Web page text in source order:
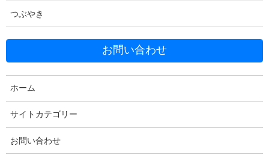
Threads Hatena LINE
Copy
つぶやき
お問い合わせ
ホーム
サイトカテゴリー
お問い合わせ